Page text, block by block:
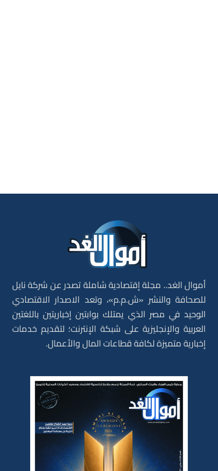
أموال الغد.. مجلة إقتصادية شاملة تصدر عن شركة نايل
للصحافة والنشر «ش.م.م»، وتعد الاصدار الاقتصادي
الوحيد في مصر الذي يمتلك بوابتين إخباريتين باللغتين
العربية والإنجليزية على شبكة الإنترنت؛ لتقديم خدمات
إخبارية متميزة لكافة قطاعات المال والأعمال.